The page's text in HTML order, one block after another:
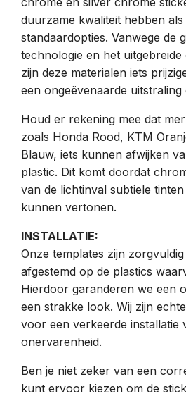
duurzame kwaliteit hebben
standaardopties. Vanwege de
technologie en het
zijn deze materialen iets
een ongeëvenaarde uitstraling
Houd er rekening mee dat
zoals Honda Rood, KTM
Blauw, iets kunnen afwijken
plastic. Dit komt doordat
van de lichtinval subtiele
kunnen vertonen.
INSTALLATIE:
Onze templates zijn
afgestemd op de plastics
Hierdoor garanderen we een
een strakke look. Wij zijn
voor een verkeerde installatie
onervarenheid.
Ben je niet zeker van een
kunt ervoor kiezen om de